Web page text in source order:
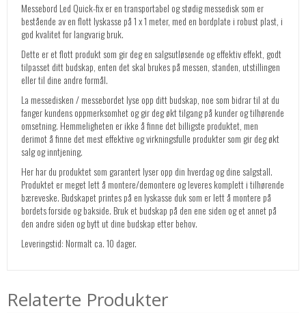
Messebord Led Quick-fix er en transportabel og stødig messedisk som er
bestående av en flott lyskasse på 1 x 1 meter, med en bordplate i robust plast, i
god kvalitet for langvarig bruk.
Dette er et flott produkt som gir deg en salgsutløsende og effektiv effekt, godt
tilpasset ditt budskap, enten det skal brukes på messen, standen, utstillingen
eller til dine andre formål.
La messedisken / messebordet lyse opp ditt budskap, noe som bidrar til at du
fanger kundens oppmerksomhet og gir deg økt tilgang på kunder og tilhørende
omsetning. Hemmeligheten er ikke å finne det billigste produktet, men
derimot å finne det mest effektive og virkningsfulle produkter som gir deg økt
salg og inntjening.
Her har du produktet som garantert lyser opp din hverdag og dine salgstall.
Produktet er meget lett å montere/demontere og leveres komplett i tilhørende
bæreveske. Budskapet printes på en lyskasse duk som er lett å montere på
bordets forside og bakside. Bruk et budskap på den ene siden og et annet på
den andre siden og bytt ut dine budskap etter behov.
Leveringstid: Normalt ca. 10 dager.
Relaterte Produkter